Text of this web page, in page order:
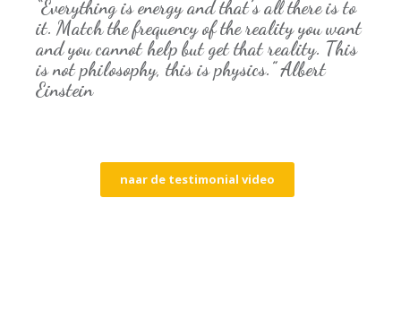
“Everything is energy and that’s all there is to
it. Match the frequency of the reality you want
and you cannot help but get that reality. This
is not philosophy, this is physics.” Albert
Einstein
naar de testimonial video